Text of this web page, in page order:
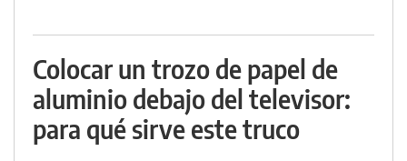
Colocar un trozo de papel de
aluminio debajo del televisor:
para qué sirve este truco